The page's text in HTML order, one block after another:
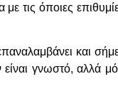
τις όποιες
και
είναι γνωστό, αλλά